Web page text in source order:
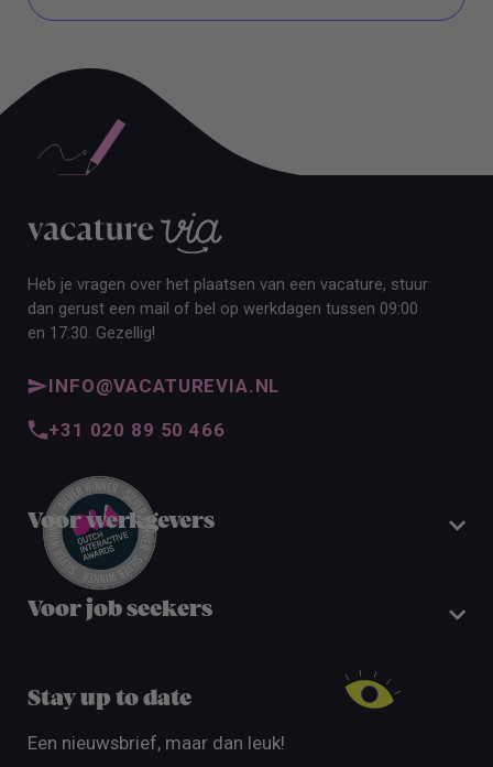
Heb je vragen over het plaatsen van een vacature, stuur
dan gerust een mail of bel op werkdagen tussen 09:00
en 17:30. Gezellig!
INFO@VACATUREVIA.NL
+31 020 89 50 466
Voor werkgevers
Voor job seekers
Stay up to date
Een nieuwsbrief, maar dan leuk!